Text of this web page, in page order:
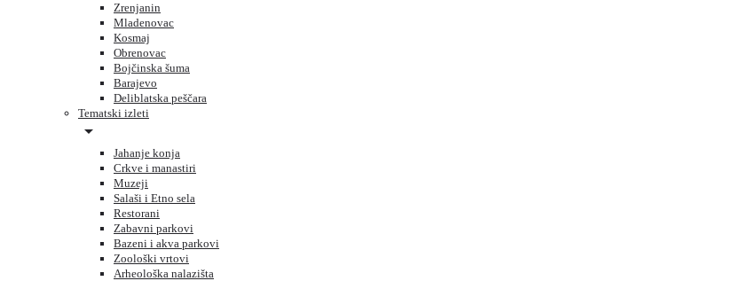
Zrenjanin
Mladenovac
Kosmaj
Obrenovac
Bojčinska šuma
Barajevo
Deliblatska peščara
Tematski izleti
Jahanje konja
Crkve i manastiri
Muzeji
Salaši i Etno sela
Restorani
Zabavni parkovi
Bazeni i akva parkovi
Zoološki vrtovi
Arheološka nalazišta